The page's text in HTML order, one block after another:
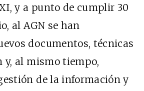
y a punto de cumplir 30
al AGN se han
documentos, técnicas
y, al mismo tiempo,
de la información y